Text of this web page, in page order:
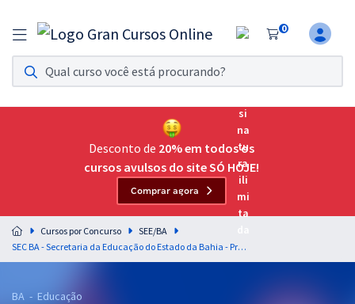
0
Assinatura Ilimitada 11
Acesso a todos os cursos. Teste grátis por 7 dias!
Assinatura OAB Até Passar
Acesso ilimitado a toda preparação para o Exame da
Residências Multiprofissionais
Preparação completa e intensiva para as principais
residências em saúde do Brasil
Desconto de 20% em todos os
cursos avulsos do site SÓ HOJE!
Comprar agora
Cursos por Concurso
SEE/BA
SEC BA - Secretaria da Educação do Estado da Bahia - Professor da Educação Profissional (Módulo Especial)
BA - Educação